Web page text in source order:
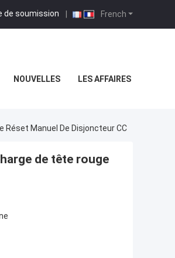
French
de soumission |
NOUVELLES LES AFFAIRES
Réset Manuel De Disjoncteur CC
de tête rouge